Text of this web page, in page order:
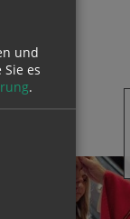
haben.
und
es
.